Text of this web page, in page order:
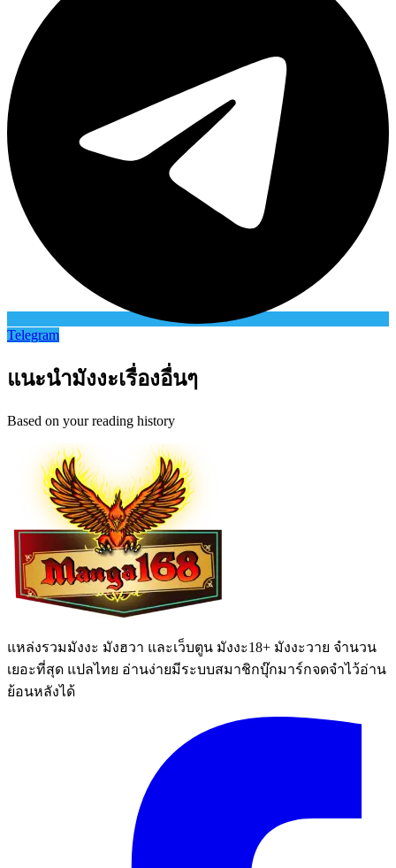
Telegram
แนะนำมังงะเรื่องอื่นๆ
Based on your reading history
แหล่งรวมมังงะ มังฮวา และเว็บตูน มังงะ18+ มังงะวาย จำนวน
เยอะที่สุด แปลไทย อ่านง่ายมีระบบสมาชิกบุ๊กมาร์กจดจำไว้อ่าน
ย้อนหลังได้